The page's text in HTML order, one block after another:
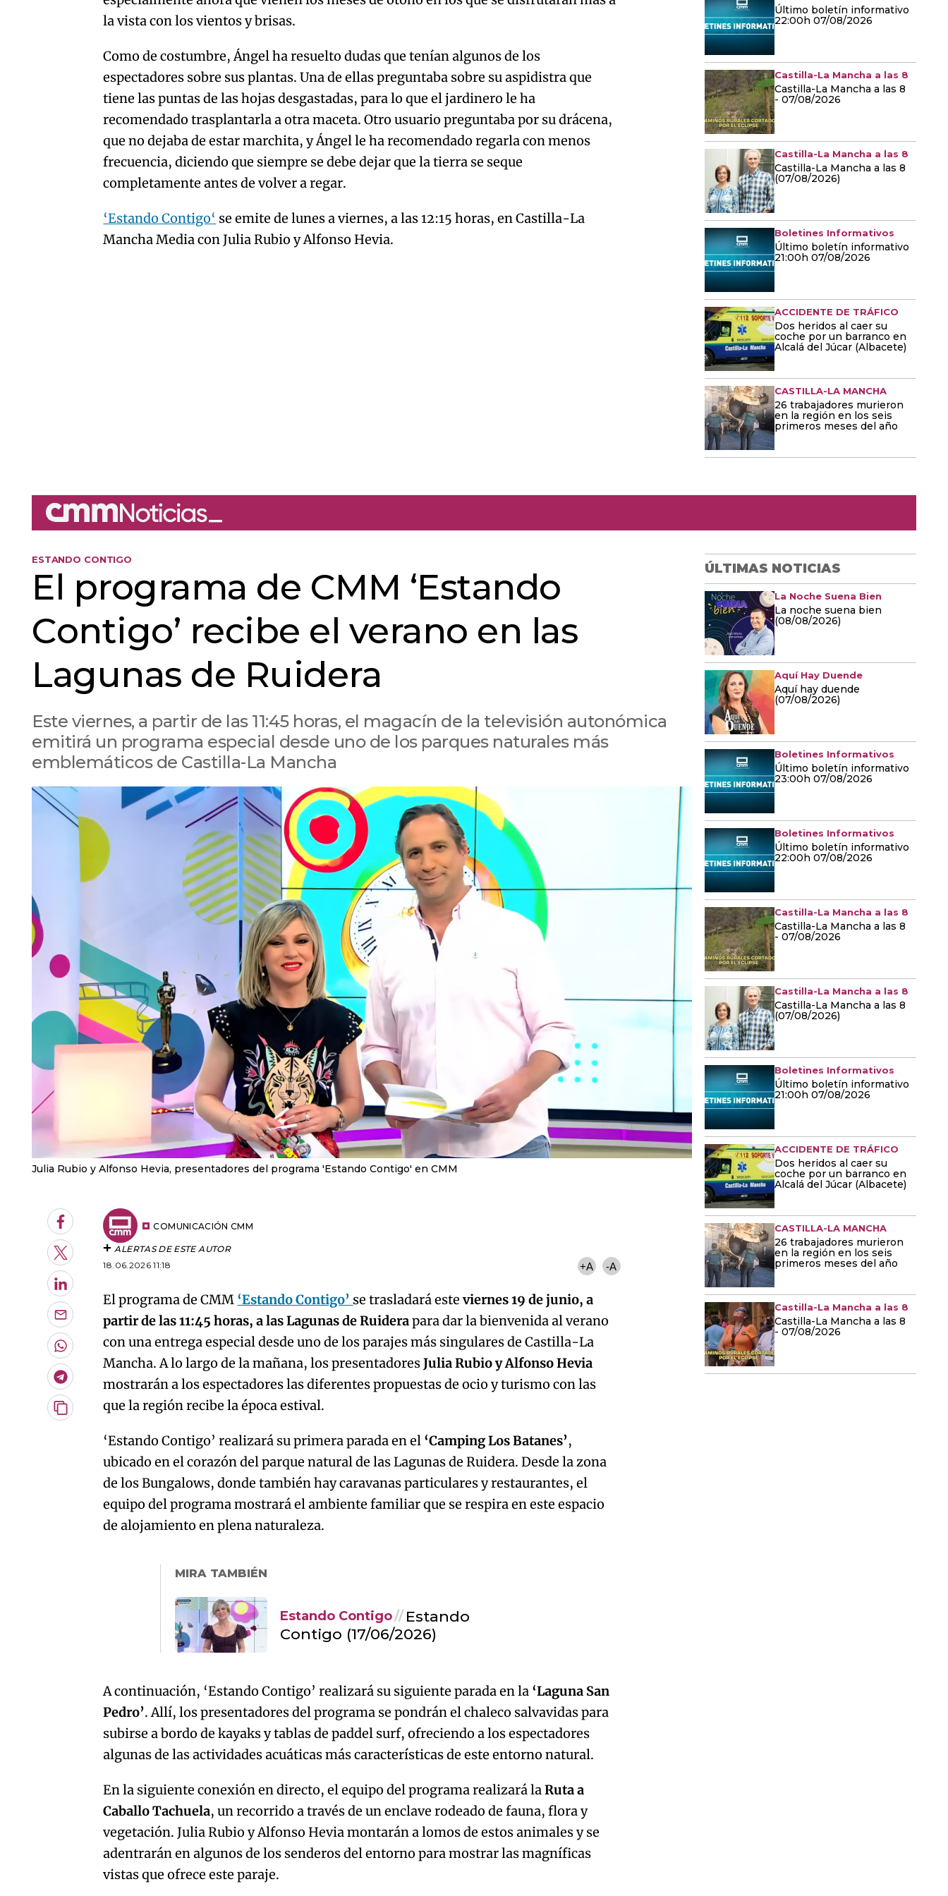
artículo
la vista con los vientos y brisas.
Como de costumbre, Ángel ha resuelto dudas que tenían algunos de los
espectadores sobre sus plantas. Una de ellas preguntaba sobre su aspidistra que
tiene las puntas de las hojas desgastadas, para lo que el jardinero le ha
recomendado trasplantarla a otra maceta. Otro usuario preguntaba por su drácena,
que no dejaba de estar marchita, y Ángel le ha recomendado regarla con menos
frecuencia, diciendo que siempre se debe dejar que la tierra se seque
completamente antes de volver a regar.
‘Estando Contigo‘ se emite de lunes a viernes, a las 12:15 horas, en Castilla-La
Mancha Media con Julia Rubio y Alfonso Hevia.
Último boletín informativo
22:00h 07/08/2026
Castilla-La Mancha a las 8
Castilla-La Mancha a las 8
- 07/08/2026
Castilla-La Mancha a las 8
Castilla-La Mancha a las 8
(07/08/2026)
Boletines Informativos
Último boletín informativo
21:00h 07/08/2026
ACCIDENTE DE TRÁFICO
Dos heridos al caer su
coche por un barranco en
Alcalá del Júcar (Albacete)
CASTILLA-LA MANCHA
26 trabajadores murieron
en la región en los seis
primeros meses del año
ESTANDO CONTIGO
El programa de CMM ‘Estando
Contigo’ recibe el verano en las
Lagunas de Ruidera
Este viernes, a partir de las 11:45 horas, el magacín de la televisión autonómica
emitirá un programa especial desde uno de los parques naturales más
emblemáticos de Castilla-La Mancha
Julia Rubio y Alfonso Hevia, presentadores del programa 'Estando Contigo' en CMM
Facebook
Twitter
LinkedIn
Enviar
por
Email
Whatsapp
Telegram
Copiar
COMUNICACIÓN CMM
ALERTAS DE ESTE AUTOR
18.06.2026 11:18
+A -A
El programa de CMM ‘Estando Contigo’ se trasladará esteviernes 19 de junio, a
partir de las 11:45 horas, a las Lagunas de Ruiderapara dar la bienvenida al verano
con una entrega especial desde uno de los parajes más singulares de Castilla-La
Mancha. A lo largo de la mañana, los presentadoresJulia Rubio y Alfonso Hevia
mostrarán a los espectadores las diferentes propuestas de ocio y turismo con las
que la región recibe la época estival.
‘Estando Contigo’ realizará su primera parada en el ‘Camping Los Batanes’,
ubicado en el corazón del parque natural de las Lagunas de Ruidera. Desde la zona
de los Bungalows, donde también hay caravanas particulares y restaurantes, el
equipo del programa mostrará el ambiente familiar que se respira en este espacio
de alojamiento en plena naturaleza.
MIRA TAMBIÉN
Estando Contigo
Estando
Contigo (17/06/2026)
A continuación, ‘Estando Contigo’ realizará su siguiente parada en la ‘Laguna San
Pedro’. Allí, los presentadores del programa se pondrán el chaleco salvavidas para
subirse a bordo de kayaks y tablas de paddel surf, ofreciendo a los espectadores
algunas de las actividades acuáticas más características de este entorno natural.
En la siguiente conexión en directo, el equipo del programa realizará laRuta a
Caballo Tachuela, un recorrido a través de un enclave rodeado de fauna, flora y
vegetación. Julia Rubio y Alfonso Hevia montarán a lomos de estos animales y se
adentrarán en algunos de los senderos del entorno para mostrar las magníficas
vistas que ofrece este paraje.
ÚLTIMAS NOTICIAS
La Noche Suena Bien
La noche suena bien
(08/08/2026)
Aquí Hay Duende
Aquí hay duende
(07/08/2026)
Boletines Informativos
Último boletín informativo
23:00h 07/08/2026
Boletines Informativos
Último boletín informativo
22:00h 07/08/2026
Castilla-La Mancha a las 8
Castilla-La Mancha a las 8
- 07/08/2026
Castilla-La Mancha a las 8
Castilla-La Mancha a las 8
(07/08/2026)
Boletines Informativos
Último boletín informativo
21:00h 07/08/2026
ACCIDENTE DE TRÁFICO
Dos heridos al caer su
coche por un barranco en
Alcalá del Júcar (Albacete)
CASTILLA-LA MANCHA
26 trabajadores murieron
en la región en los seis
primeros meses del año
Castilla-La Mancha a las 8
Castilla-La Mancha a las 8
- 07/08/2026